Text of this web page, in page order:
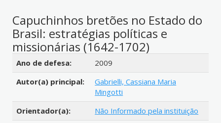
Capuchinhos bretões no Estado do
Brasil: estratégias políticas e
missionárias (1642-1702)
Detalhes bibliográficos
Ano de defesa:
2009
Autor(a) principal:
Gabrielli, Cassiana Maria
Mingotti
Orientador(a):
Não Informado pela instituição